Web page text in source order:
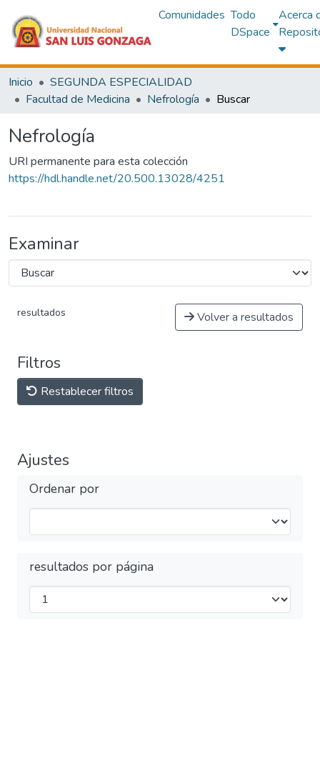
Comunidades Todo
DSpace
Acerca
Inicio
SEGUNDA ESPECIALIDAD
Facultad de Medicina
Nefrología Buscar
Nefrología
URI permanente para esta colección
https://hdl.handle.net/20.500.13028/4251
Examinar
resultados Volver a resultados
Filtros
Restablecer filtros
Ajustes
Ordenar por
resultados por página